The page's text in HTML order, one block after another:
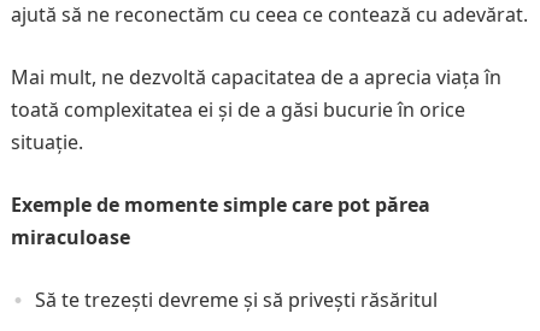
ajută să ne reconectăm cu ceea ce contează cu adevărat.
Mai mult, ne dezvoltă capacitatea de a aprecia viața în
toată complexitatea ei și de a găsi bucurie în orice
situație.
Exemple de momente simple care pot părea
miraculoase
Să te trezești devreme și să privești răsăritul